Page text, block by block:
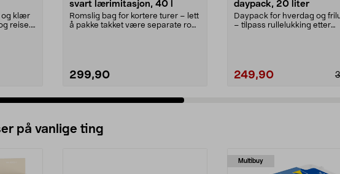
og klær
reise.
svart lærimitasjon, 40 l
Romslig bag for kortere turer – lett
å pakke takket være separate rom.
299,90
daypack, 20 liter
Daypack for hverdag og
– tilpass rullelukking etter
249,90
på vanlige ting
Multibuy